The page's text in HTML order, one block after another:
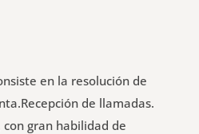
en la resolución de
de llamadas.
gran habilidad de